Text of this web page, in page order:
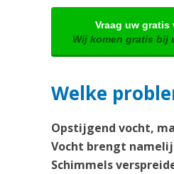
Vraag uw
Wij komen gratis bij
Welke
Opstijgend vocht,
Vocht brengt
Schimmels